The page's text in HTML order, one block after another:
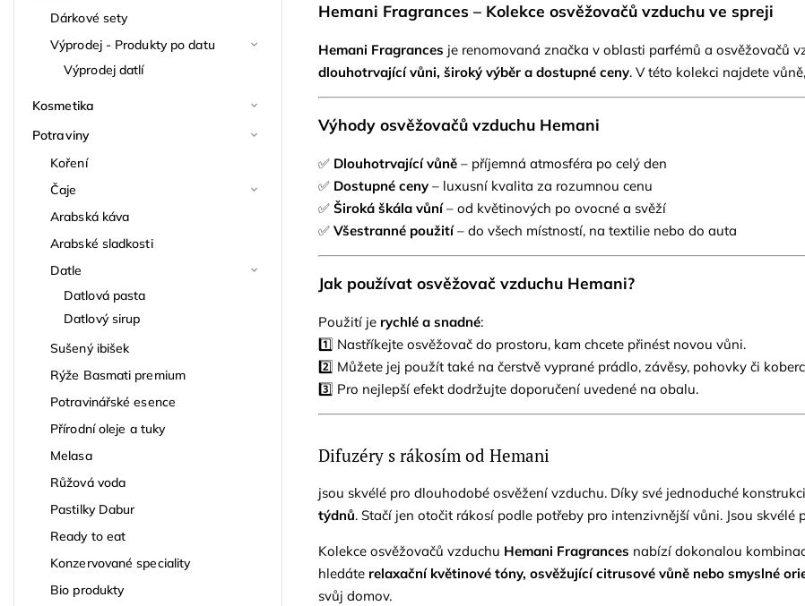
Dárkové sety
Výprodej - Produkty po datu
Výprodej datlí
Kosmetika
Potraviny
Koření
Čaje
Arabská káva
Arabské sladkosti
Datle
Datlová pasta
Datlový sirup
Sušený ibišek
Rýže Basmati premium
Potravinářské esence
Přírodní oleje a tuky
Melasa
Růžová voda
Pastilky Dabur
Ready to eat
Konzervované speciality
Bio produkty
Hemani Fragrances – Kolekce osvěžovačů vzduchu ve spreji
Hemani Fragrances je renomovaná značka v oblasti parfémů a osvěžovačů
dlouhotrvající vůni, široký výběr a dostupné ceny. V této kolekci najdete
Výhody osvěžovačů vzduchu Hemani
✅ Dlouhotrvající vůně – příjemná atmosféra po celý den
✅ Dostupné ceny – luxusní kvalita za rozumnou cenu
✅ Široká škála vůní– od květinových po ovocné a svěží
✅ Všestranné použití– do všech místností, na textilie nebo do auta
Jak používat osvěžovač vzduchu Hemani?
Použití je rychlé a snadné:
1️⃣ Nastříkejte osvěžovač do prostoru, kam chcete přinést novou vůni.
2️⃣ Můžete jej použít také na čerstvě vyprané prádlo, závěsy, pohovky či
3️⃣ Pro nejlepší efekt dodržujte doporučení uvedené na obalu.
Difuzéry s rákosím od Hemani
jsou skvélé pro dlouhodobé osvěžení vzduchu. Díky své jednoduché
týdnů. Stačí jen otočit rákosí podle potřeby pro intenzivnější vůni. Jsou
Kolekce osvěžovačů vzduchu Hemani Fragrances nabízí dokonalou
hledáte relaxační květinové tóny, osvěžující citrusové vůně nebo smyslné
svůj domov.